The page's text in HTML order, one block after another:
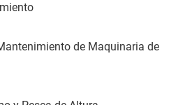
de Maquinaria de